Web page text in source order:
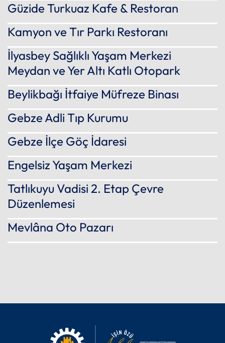
Güzide Turkuaz Kafe & Restoran
Kamyon ve Tır Parkı Restoranı
İlyasbey Sağlıklı Yaşam Merkezi
Meydan ve Yer Altı Katlı Otopark
Beylikbağı İtfaiye Müfreze Binası
Gebze Adli Tıp Kurumu
Gebze İlçe Göç İdaresi
Engelsiz Yaşam Merkezi
Tatlıkuyu Vadisi 2. Etap Çevre
Düzenlemesi
Mevlâna Oto Pazarı